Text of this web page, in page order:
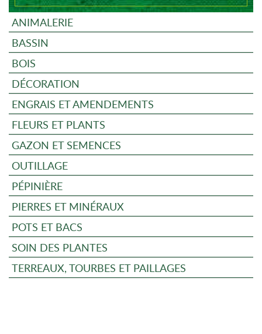
ANIMALERIE
BASSIN
BOIS
DÉCORATION
ENGRAIS ET AMENDEMENTS
FLEURS ET PLANTS
GAZON ET SEMENCES
OUTILLAGE
PÉPINIÈRE
PIERRES ET MINÉRAUX
POTS ET BACS
SOIN DES PLANTES
TERREAUX, TOURBES ET PAILLAGES